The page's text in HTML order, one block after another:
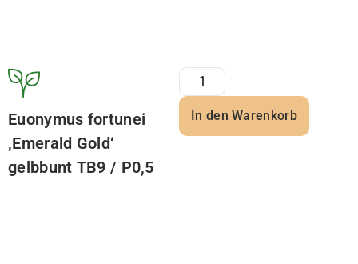
Euonymus fortunei
‚Emerald Gold‘
gelbbunt TB9 / P0,5
In den Warenkorb